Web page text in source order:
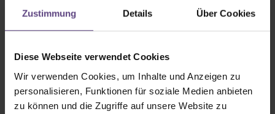
Zustimmung Details Über Cookies
Diese Webseite verwendet Cookies
Wir verwenden Cookies, um Inhalte und Anzeigen zu
personalisieren, Funktionen für soziale Medien anbieten
zu können und die Zugriffe auf unsere Website zu